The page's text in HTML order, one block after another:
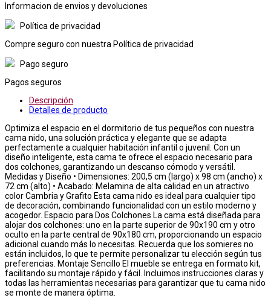
Informacion de envios y devoluciones
Política de privacidad
Compre seguro con nuestra Política de privacidad
Pago seguro
Pagos seguros
Descripción
Detalles de producto
Optimiza el espacio en el dormitorio de tus pequeños con nuestra
cama nido, una solución práctica y elegante que se adapta
perfectamente a cualquier habitación infantil o juvenil. Con un
diseño inteligente, esta cama te ofrece el espacio necesario para
dos colchones, garantizando un descanso cómodo y versátil.
Medidas y Diseño • Dimensiones: 200,5 cm (largo) x 98 cm (ancho) x
72 cm (alto) • Acabado: Melamina de alta calidad en un atractivo
color Cambria y Grafito Esta cama nido es ideal para cualquier tipo
de decoración, combinando funcionalidad con un estilo moderno y
acogedor. Espacio para Dos Colchones La cama está diseñada para
alojar dos colchones: uno en la parte superior de 90x190 cm y otro
oculto en la parte central de 90x180 cm, proporcionando un espacio
adicional cuando más lo necesitas. Recuerda que los somieres no
están incluidos, lo que te permite personalizar tu elección según tus
preferencias. Montaje Sencillo El mueble se entrega en formato kit,
facilitando su montaje rápido y fácil. Incluimos instrucciones claras y
todas las herramientas necesarias para garantizar que tu cama nido
se monte de manera óptima.